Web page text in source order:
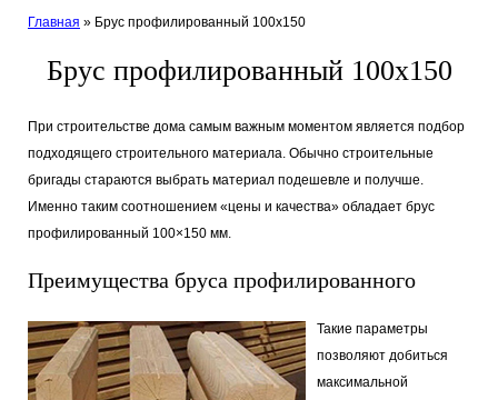
Главная » Брус профилированный 100х150
Брус профилированный 100х150
При строительстве дома самым важным моментом является подбор
подходящего строительного материала. Обычно строительные
бригады стараются выбрать материал подешевле и получше.
Именно таким соотношением «цены и качества» обладает брус
профилированный 100×150 мм.
Преимущества бруса профилированного
Такие параметры
позволяют добиться
максимальной